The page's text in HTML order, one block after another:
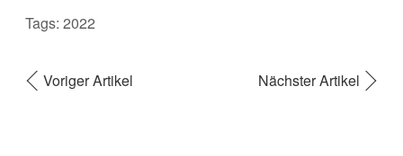
Tags:2022
Voriger Artikel Nächster Artikel